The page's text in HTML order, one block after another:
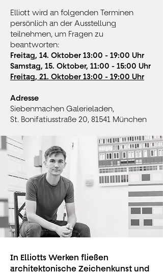
Elliott wird an folgenden Terminen
persönlich an der Ausstellung
teilnehmen, um Fragen zu
beantworten:​
Freitag, 14. Oktober 13:00 - 19:00 Uhr
Samstag, 15. Oktober, 11:00 - 15:00 Uhr
Freitag, 21. Oktober 13:00 - 19:00 Uhr
Adresse
Siebenmachen Galerieladen,
St. Bonifatiusstraße 20, 81541 München
In Elliotts Werken fließen
architektonische Zeichenkunst und